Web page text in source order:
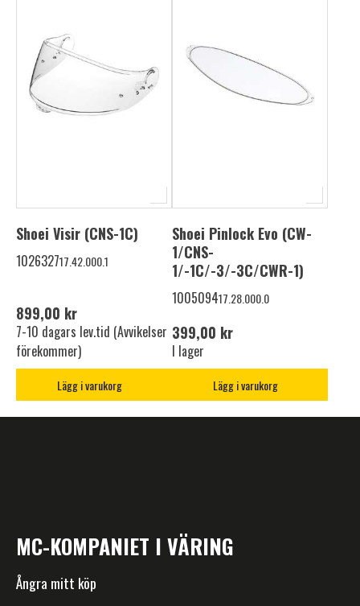
Shoei Visir (CNS-1C)
102632717.42.000.1
899,00 kr
7-10 dagars lev.tid (Avvikelser
förekommer)
Lägg i varukorg
Shoei Pinlock Evo (CW-
1/CNS-
1/-1C/-3/-3C/CWR-1)
100509417.28.000.0
399,00 kr
I lager
Lägg i varukorg
MC-KOMPANIET I VÄRING
Ångra mitt köp